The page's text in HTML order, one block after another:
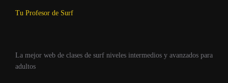
Tu Profesor de Surf
La mejor web de clases de surf niveles intermedios y avanzados para
adultos